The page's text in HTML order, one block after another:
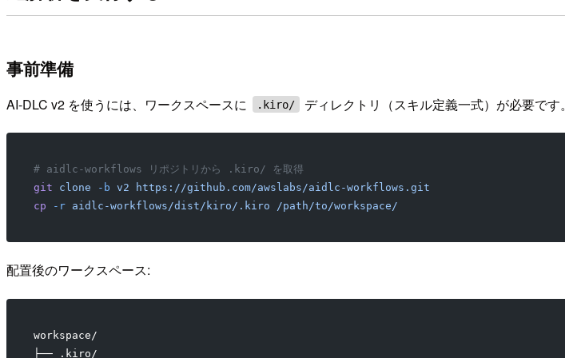
事前準備
AI-DLC v2 を使うには、ワークスペースに .kiro/ ディレクトリ（スキル定義一式）が必要です。
# aidlc-workflows リポジトリから .kiro/ を取得
git clone -b v2 https://github.com/awslabs/aidlc-workflows.git
cp -r aidlc-workflows/dist/kiro/.kiro /path/to/workspace/
配置後のワークスペース:
workspace/
├── .kiro/